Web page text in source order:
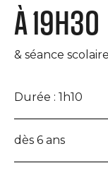
À 19H30
& séance
Durée : 1h10
dès 6 ans